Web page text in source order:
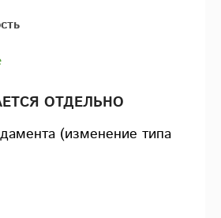
ОТДЕЛЬНО
(изменение типа